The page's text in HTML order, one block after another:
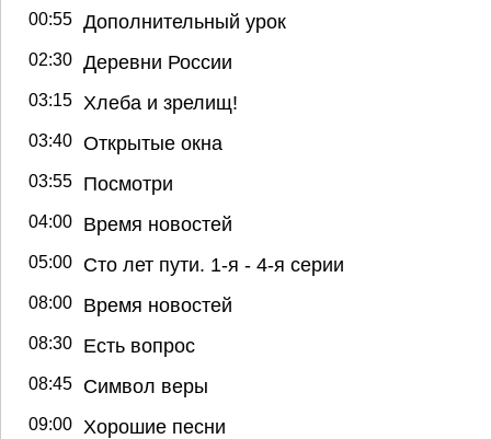
00:55 Дополнительный урок
02:30 Деревни России
03:15 Хлеба и зрелищ!
03:40 Открытые окна
03:55 Посмотри
04:00 Время новостей
05:00 Сто лет пути. 1-я - 4-я серии
08:00 Время новостей
08:30 Есть вопрос
08:45 Символ веры
09:00 Хорошие песни